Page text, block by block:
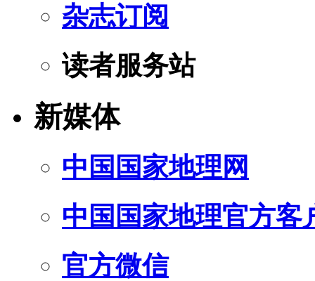
杂志订阅
读者服务站
新媒体
中国国家地理网
中国国家地理官方客
官方微信